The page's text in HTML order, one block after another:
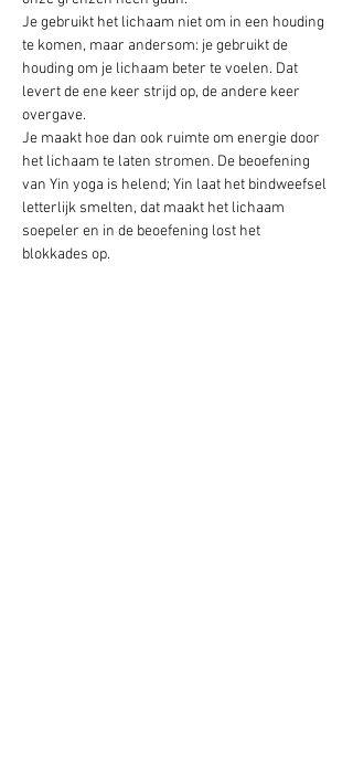
Je gebruikt het lichaam niet om in een houding
te komen, maar andersom: je gebruikt de
houding om je lichaam beter te voelen. Dat
levert de ene keer strijd op, de andere keer
overgave.
Je maakt hoe dan ook ruimte om energie door
het lichaam te laten stromen. De beoefening
van Yin yoga is helend; Yin laat het bindweefsel
letterlijk smelten, dat maakt het lichaam
soepeler en in de beoefening lost het
blokkades op.